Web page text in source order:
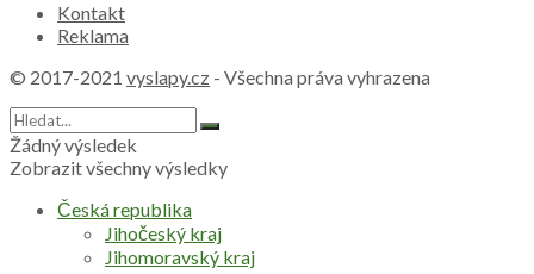
Kontakt
Reklama
© 2017-2021 vyslapy.cz - Všechna práva vyhrazena
Žádný výsledek
Zobrazit všechny výsledky
Česká republika
Jihočeský kraj
Jihomoravský kraj